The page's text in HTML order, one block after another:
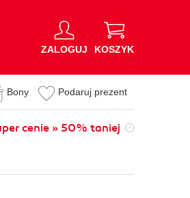
ZALOGUJ KOSZYK
Bony Podaruj prezent
cenie » 50% taniej